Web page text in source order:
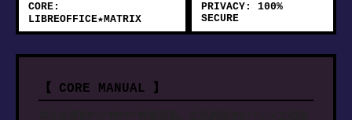
CORE:
LIBREOFFICE★MATRIX
PRIVACY: 100%
SECURE
【 CORE MANUAL 】